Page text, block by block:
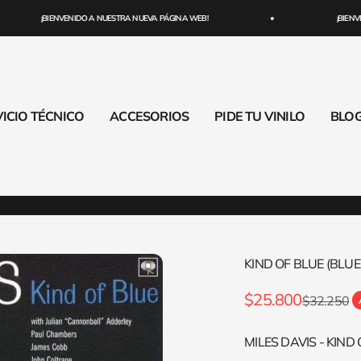
¡BIENVENIDO A NUESTRA NUEVA PÁGINA WEB!
TÉCNICO ACCESORIOS PIDE TU VINILO
KIND OF BLUE
Precio de oferta
$25.800Precio
$32.250
MILES DAVIS - KIND